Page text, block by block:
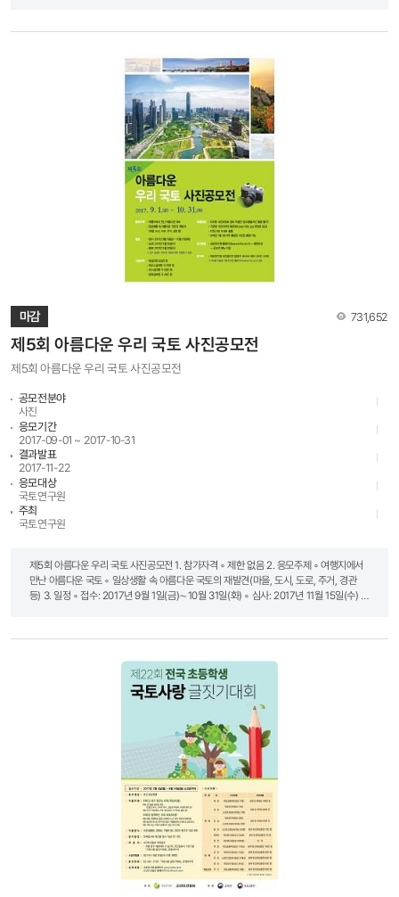
(목)∼3월 31일(토) ◦ 발표 및 시상: 2018년 4월 25일(수) 예정 ※ 상기 일정은 주최 측
(www.krihs.re.kr)에 공고 5. 시상내역 최우수상 1편 100만 원 우수상 2편 각 50만 원
시상금 원천징수세액은 수상자 부담 * 응모작 중 10편은 추첨을 통해 도서상품권 또는
기프티콘 5만 원권을 드립니다. 6. 출품규격 ◦ 사이즈: A4(210x297mm), 가로 또는
세로형 내 자유롭게 구성 ◦ 해상도: 300dpi 이상, 50Mb 이내 ◦ 제출파일: jpg파일
(CMYK모드), 추후 당선작에 한하여 원본파일 별도 제출 ◦ 제출자(또는 팀)별로 3개까지
응모 가능 7. 접수방법 ◦ 국토연구원 홈페이지(www.krihs.re.kr) → 열린마당 → 공모전
메뉴에서 접수 - 파일명은 응모자의 성명으로 업로드(예: 홍길동)하며 여러 개일 경우
이름 뒤에 숫자를 붙여서 구분(홍길동1, 홍길동2, 홍길동3) - 입상작 선정 후
참가신청서에 기재된 연락처로 연락할 예정이오니 정확한 입력을 부탁드립니다. 8.
유의사항 ◦ 파일로 제출하여야 하며, 우편 및 방문접수는 불가함 ◦ 출품된 작품의 저작권은
출품자에게 귀속하며, 수상자(저작자)는 국토연구원이 수상작을 공모전의 취지, 목적을
달성하기 위한 필요한 한도 내에서 복제 및 전송의 방법으로 이용하는 것을 허락함 ◦
국토연구원은 필요에 따라 수상자(저작자)와 협의하여 수상작을 창작적으로 변형하는 등
2차적 저작물을 작성할 수 있음 ◦ 출품작의 저작권 및 초상권 등 수상작에 대한 모든
공모전 입상작(동일작품이 아니더라도 작품의 일부 또는 유사작이 타 공모전에서
수상작으로 선정된 경우 포함) 등은 심사에서 제외함. 수상이후 밝혀질 경우 입상을
취소하고 상금을 반환해야 함 ◦ 응모한 파일은 반환하지 않음 ◦ 잘못된 연락처에 대한
피해는 책임지지 않음 9. 문의처 ◦ 국토연구원 엠블럼 디자인 공모전 담당자 044-960-
0437, 0439
마감 조회수
731,652
제5회 아름다운 우리 국토 사진공모전
제5회 아름다운 우리 국토 사진공모전
공모전분야
사진
응모기간
2017-09-01 ~ 2017-10-31
결과발표
2017-11-22
응모대상
국토연구원
주최
국토연구원
제5회 아름다운 우리 국토 사진공모전 1. 참가자격 ◦ 제한 없음 2. 응모주제 ◦ 여행지에서
만난 아름다운 국토 ◦ 일상생활 속 아름다운 국토의 재발견(마을, 도시, 도로, 주거, 경관
등) 3. 일정 ◦ 접수: 2017년 9월 1일(금)∼10월 31일(화) ◦ 심사: 2017년 11월 15일(수) ◦
1편 200만 원 최우수상 2편 각 70만 원 우수상 3편 각 50만 원 장려상 6편 각
및 조건 ◦ 디지털 사진파일로 컬러 작품만 접수(필름사진 출품 불가) ◦ 가로형 사진이어야
함(2,000pixel 이상, jpg 파일로 응모) ◦ 1인당 5점 이내로 출품(5점 초과 시 초과된
출품작은 심사에서 제외) ◦ 2016년 1월 1일 이후 촬영한 사진만 출품 가능 6. 접수방법 ◦
국토연구원 홈페이지(www.krihs.re.kr) → 열린마당 → 공모전 → 제5회 아름다운 우리
국토 사진공모전 메뉴에서 접수 - 파일명은 응모자의 성명으로 업로드(예: 홍길동) -
입상작 선정 후 참가신청서에 기재된 연락처로 연락할 예정이오니 정확한 입력을
출품자에게 귀속함 ◦ 수상자(저작자)는 국토연구원이 수상작을 공모전의 취지, 목적을
달성하기 위한 필요한 한도 내에서 복제 및 전송의 방법으로 이용하는 것을 허락함 ◦
국토연구원은 필요에 따라 수상자(저작자)와 협의하여 수상작을 창작적으로 변형하는 등
2차적 저작물을 작성할 수 있음 ◦ 출품작의 저작권 및 초상권 등 수상작에 대한 모든
법적인 책임은 출품자가 부담함 ◦ 컴퓨터그래픽 및 합성사진, 표절 및 모방작, 타인의
명의로 대리 출품한 작품, 타 공모전 입상작(동일작품이 아니더라도 작품의 일부 또는
유사작이 타 공모전에서 수상작으로 선정된 경우 포함) 등은 심사에서 제외함. 수상이후
밝혀질 경우 입상을 취소하고 상금을 반환해야 함. ◦ 응모한 파일은 반환하지 않음 ◦